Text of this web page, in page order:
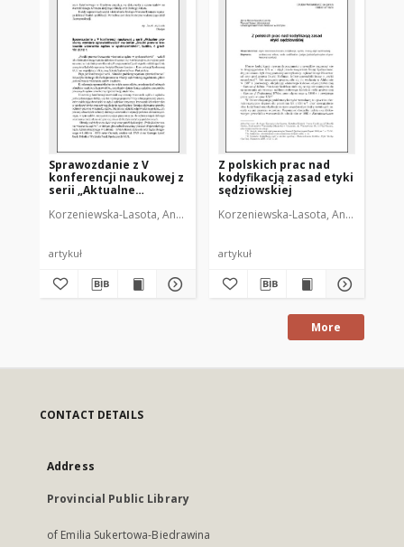
Sprawozdanie z V
konferencji naukowej z
serii „Aktualne
sprawiedliwości” na
sądów w
Lublin, 4 grudnia 2012 r.
Korzeniewska-Lasota, Anna
artykuł
Z polskich prac nad
kodyfikacją zasad etyki
sędziowskiej
Korzeniewska-Lasota, Anna
artykuł
More
CONTACT DETAILS
Address
Provincial Public Library
of Emilia Sukertowa-Biedrawina